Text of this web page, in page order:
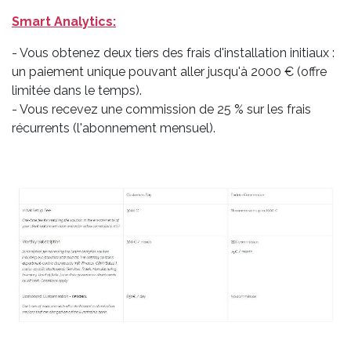
Smart Analytics:
- Vous obtenez deux tiers des frais d'installation initiaux :
un paiement unique pouvant aller jusqu'à 2000 € (offre
limitée dans le temps).
- Vous recevez une commission de 25 % sur les frais
récurrents (l'abonnement mensuel).